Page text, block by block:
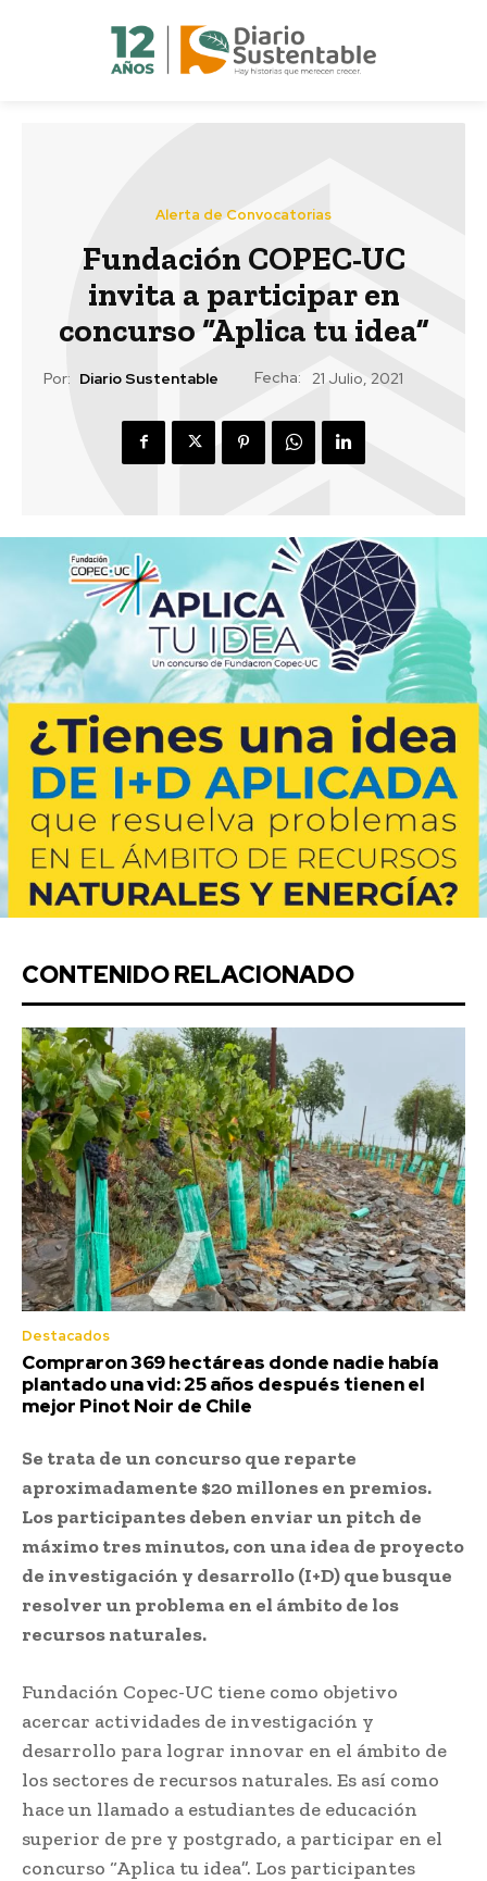
Alerta de Convocatorias
Fundación COPEC-UC
invita a participar en
concurso “Aplica tu idea”
Por: Diario Sustentable Fecha: 21 Julio, 2021
CONTENIDO RELACIONADO
Destacados
Compraron 369 hectáreas donde nadie había
plantado una vid: 25 años después tienen el
mejor Pinot Noir de Chile
Se trata de un concurso que reparte
aproximadamente $20 millones en premios.
Los participantes deben enviar un pitch de
máximo tres minutos, con una idea de proyecto
de investigación y desarrollo (I+D) que busque
resolver un problema en el ámbito de los
recursos naturales.
Fundación Copec-UC tiene como objetivo
acercar actividades de investigación y
desarrollo para lograr innovar en el ámbito de
los sectores de recursos naturales. Es así como
hace un llamado a estudiantes de educación
superior de pre y postgrado, a participar en el
concurso “Aplica tu idea”. Los participantes